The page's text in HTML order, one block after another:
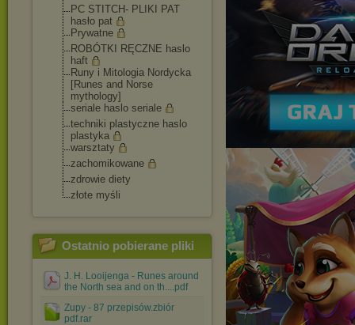
PC STITCH- PLIKI PAT
hasło pat
Prywatne
ROBÓTKI RĘCZNE haslo
haft
Runy i Mitologia Nordycka
[Runes and Norse
mythology]
seriale haslo seriale
techniki plastyczne haslo
plastyka
warsztaty
zachomikowane
zdrowie diety
złote myśli
Ostatnio pobierane pliki
J. H. Looijenga - Runes around
the North sea and on th....pdf
Zupy - 87 przepisów.zbiór
pdf.rar